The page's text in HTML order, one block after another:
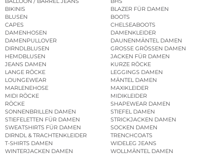
BIKINIS
BLAZER FÜR DAMEN
BLUSEN
BOOTS
CAPES
CHELSEABOOTS
DAMENHOSEN
DAMENKLEIDER
DAMENPULLOVER
DAUNENMÄNTEL DAMEN
DIRNDLBLUSEN
GROSSE GRÖSSEN DAMEN
HEMDBLUSEN
JACKEN FÜR DAMEN
JEANS DAMEN
KURZE RÖCKE
LANGE RÖCKE
LEGGINGS DAMEN
LOUNGEWEAR
MÄNTEL DAMEN
MARLENEHOSE
MAXIKLEIDER
MIDI RÖCKE
MIDIKLEIDER
RÖCKE
SHAPEWEAR DAMEN
SONNENBRILLEN DAMEN
STIEFEL DAMEN
STIEFELETTEN FÜR DAMEN
STRICKJACKEN DAMEN
SWEATSHIRTS FÜR DAMEN
SOCKEN DAMEN
DIRNDL & TRACHTENKLEIDER
TRENCHCOATS
T-SHIRTS DAMEN
WIDELEG JEANS
WINTERJACKEN DAMEN
WOLLMÄNTEL DAMEN